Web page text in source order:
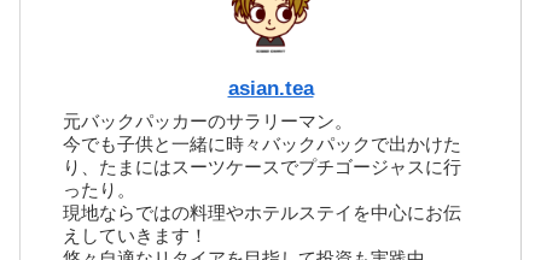
asian.tea
元バックパッカーのサラリーマン。
今でも子供と一緒に時々バックパックで出かけた
り、たまにはスーツケースでプチゴージャスに行
ったり。
現地ならではの料理やホテルステイを中心にお伝
えしていきます！